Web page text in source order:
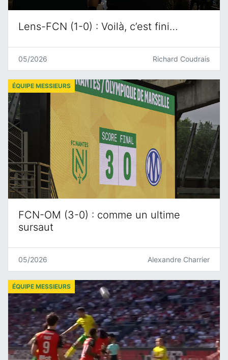
Lens-FCN (1-0) : Voilà, c’est fini…
05/2026 Richard Coudrais
FCN-OM (3-0) : comme un ultime
sursaut
ÉQUIPE MESSIEURS
05/2026 Alexandre Charrier
ÉQUIPE MESSIEURS